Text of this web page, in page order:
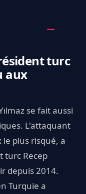
turc
aux
se fait aussi
L'attaquant
plus risqué, a
turc Recep
depuis 2014.
Turquie a